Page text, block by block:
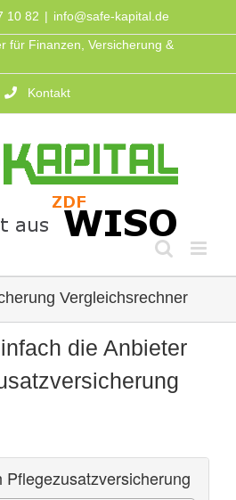
10 82 | info@safe-kapital.de
für Finanzen, Versicherung &
Kontakt
Vergleichsrechner
die Anbieter